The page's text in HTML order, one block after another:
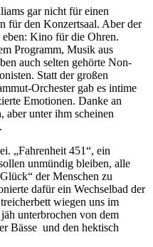
gar nicht für einen
für den Konzertsaal. Aber der
Kino für die Ohren.
Programm, Musik aus
auch selten gehörte Non-
Statt der großen
Orchester gab es intime
Emotionen. Danke an
aber unter ihm scheinen
„Fahrenheit 451“, ein
unmündig bleiben, alle
der Menschen zu
dafür ein Wechselbad der
wiegen uns im
unterbrochen von dem
Bässe und den hektisch